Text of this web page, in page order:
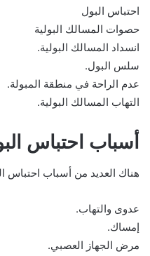
احتباس البول
حصوات المسالك البولية
انسداد المسالك البولية.
سلس البول.
عدم الراحة في منطقة المبولة.
التهاب المسالك البولية.
أسباب احتباس
هناك العديد من أسباب احتباس
عدوى والتهاب.
إمساك.
مرض الجهاز العصبي.